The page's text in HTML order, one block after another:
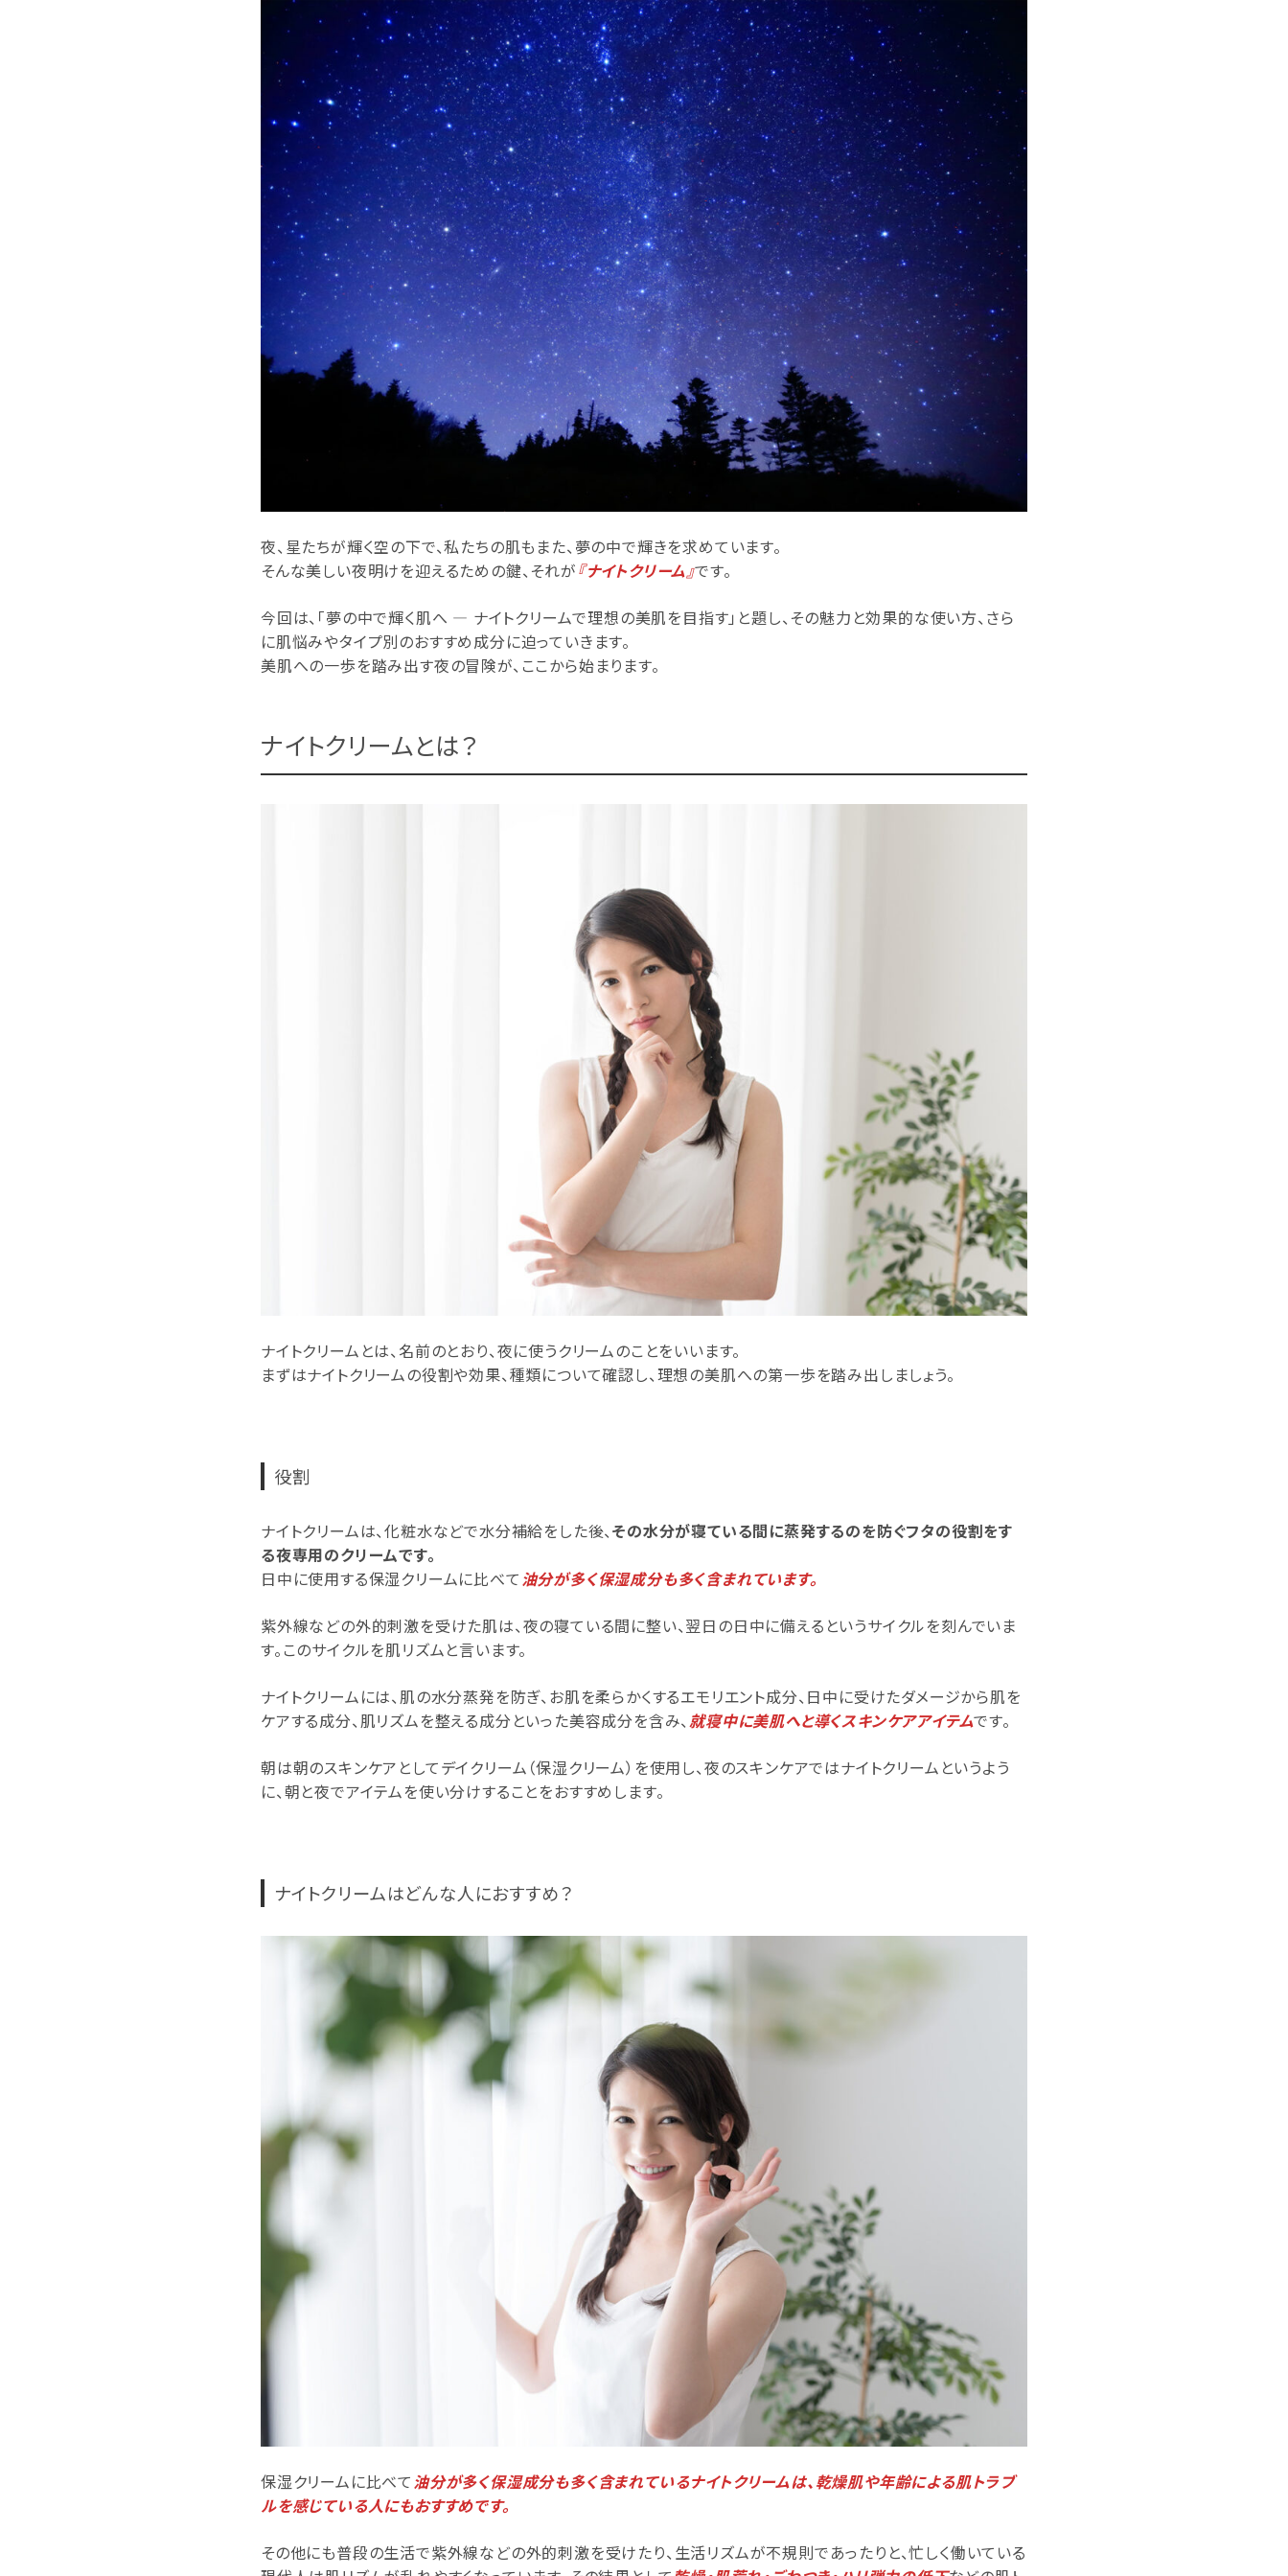
夜、星たちが輝く空の下で、私たちの肌もまた、夢の中で輝きを求めています。
そんな美しい夜明けを迎えるための鍵、それが『ナイトクリーム』です。
今回は、「夢の中で輝く肌へ ― ナイトクリームで理想の美肌を目指す」と題し、その魅力と効果的な使い方、さら
に肌悩みやタイプ別のおすすめ成分に迫っていきます。
美肌への一歩を踏み出す夜の冒険が、ここから始まります。
ナイトクリームとは？
ナイトクリームとは、名前のとおり、夜に使うクリームのことをいいます。
まずはナイトクリームの役割や効果、種類について確認し、理想の美肌への第一歩を踏み出しましょう。
役割
ナイトクリームは、化粧水などで水分補給をした後、その水分が寝ている間に蒸発するのを防ぐフタの役割をす
る夜専用のクリームです。
日中に使用する保湿クリームに比べて 油分が多く保湿成分も多く含まれています。
紫外線などの外的刺激を受けた肌は、夜の寝ている間に整い、翌日の日中に備えるというサイクルを刻んでいま
す。このサイクルを肌リズムと言います。
ナイトクリームには、肌の水分蒸発を防ぎ、お肌を柔らかくするエモリエント成分、日中に受けたダメージから肌を
ケアする成分、肌リズムを整える成分といった美容成分を含み、 就寝中に美肌へと導くスキンケアアイテムです。
朝は朝のスキンケアとしてデイクリーム（保湿クリーム）を使用し、夜のスキンケアではナイトクリームというよう
に、朝と夜でアイテムを使い分けすることをおすすめします。
ナイトクリームはどんな人におすすめ？
保湿クリームに比べて油分が多く保湿成分も多く含まれているナイトクリームは、乾燥肌や年齢による肌トラブ
ルを感じている人にもおすすめです。
その他にも普段の生活で紫外線などの外的刺激を受けたり、生活リズムが不規則であったりと、忙しく働いている